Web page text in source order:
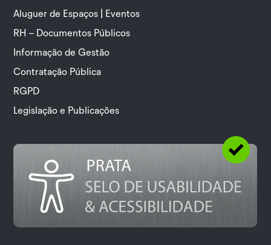
Aluguer de Espaços | Eventos
RH – Documentos Públicos
Informação de Gestão
Contratação Pública
RGPD
Legislação e Publicações